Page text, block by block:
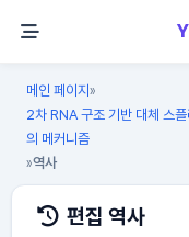
메인 페이지»
2차 RNA 구조 기반 대체 스
의 메커니즘
»역사
편집 역사